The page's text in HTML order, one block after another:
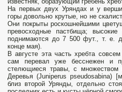
На первых двух Уряндах и у
горы довольно крутые, но не
Они покрыты роскошнейшими
превосходные пастбища;
поднимаются до 7 500 фут., т. е.
конце мая).
В августе эта часть хребта
сам перевал уже бесснежен и
стелющиеся травы, с множеством
Деревья (Juniperus pseudosabina)
близ второй Урянды, отдельно